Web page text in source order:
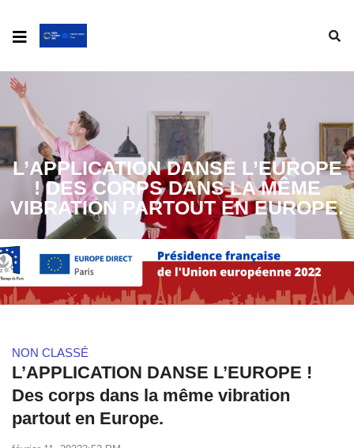
L’APPLICATION DANSE L’EUROPE
! DES CORPS DANS LA MÊME
VIBRATION PARTOUT EN EUROPE.
NON CLASSÉ
L’APPLICATION DANSE L’EUROPE !
Des corps dans la même vibration
partout en Europe.